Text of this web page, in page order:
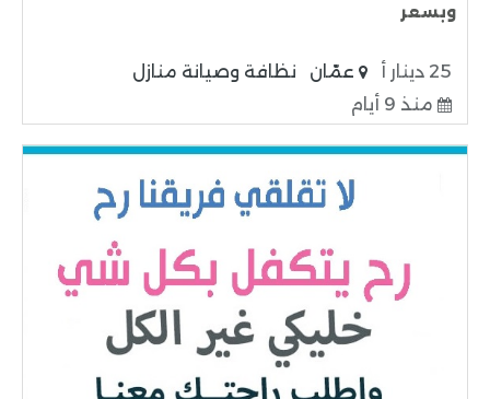
وبسعر
25 دينار أ عمّان
نظافة وصيانة منازل
منذ 9 أيام